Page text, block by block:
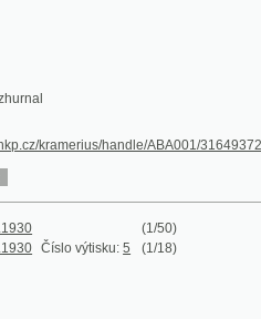
handle/ABA001/31649372
výtisku:5 (1/18)